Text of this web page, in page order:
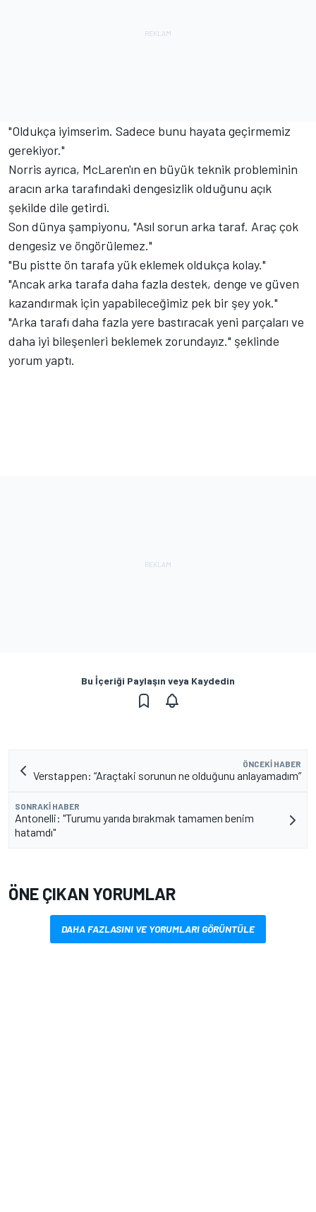
"Oldukça iyimserim. Sadece bunu hayata geçirmemiz
gerekiyor."
Norris ayrıca, McLaren'ın en büyük teknik probleminin
aracın arka tarafındaki dengesizlik olduğunu açık
şekilde dile getirdi.
Son dünya şampiyonu, "Asıl sorun arka taraf. Araç çok
dengesiz ve öngörülemez."
"Bu pistte ön tarafa yük eklemek oldukça kolay."
"Ancak arka tarafa daha fazla destek, denge ve güven
kazandırmak için yapabileceğimiz pek bir şey yok."
"Arka tarafı daha fazla yere bastıracak yeni parçaları ve
daha iyi bileşenleri beklemek zorundayız." şeklinde
yorum yaptı.
Bu İçeriği Paylaşın veya Kaydedin
ÖNCEKI HABER
Verstappen: “Araçtaki sorunun ne olduğunu anlayamadım”
SONRAKI HABER
Antonelli: "Turumu yarıda bırakmak tamamen benim
hatamdı"
ÖNE ÇIKAN YORUMLAR
DAHA FAZLASINI VE YORUMLARI GÖRÜNTÜLE